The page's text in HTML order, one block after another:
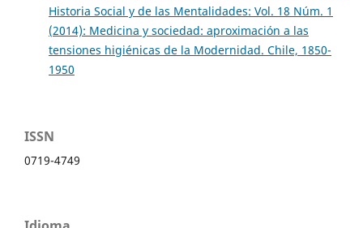
Historia Social y de las Mentalidades: Vol. 18 Núm. 1
(2014): Medicina y sociedad: aproximación a las
tensiones higiénicas de la Modernidad. Chile, 1850-
1950
ISSN
0719-4749